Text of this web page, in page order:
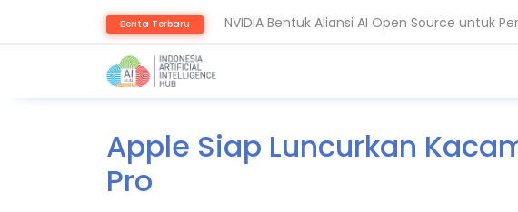
Berita Terbaru NVIDIA Bentuk Aliansi AI Open Source untuk
Guardoc Gunakan Amazon Nova untuk
Apple Siap Luncurkan
Pro